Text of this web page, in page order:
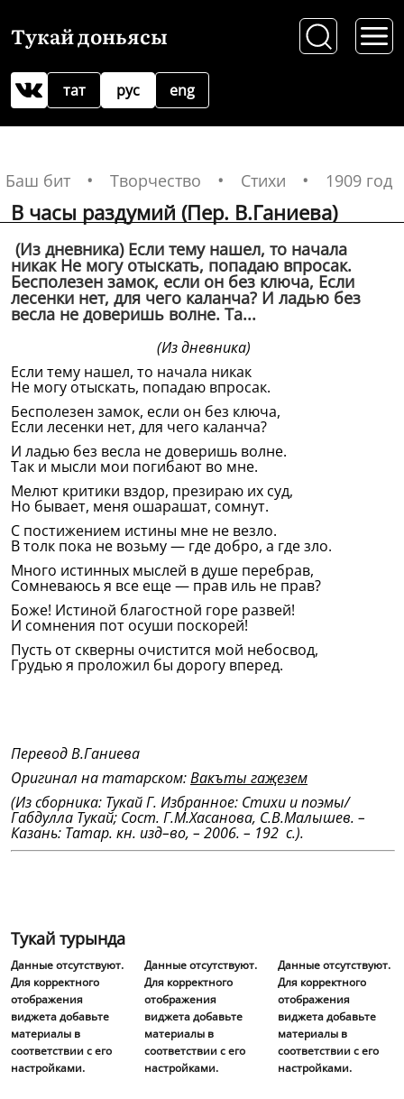
Тукай доньясы
рус
тат eng
Баш бит Творчество Стихи 1909 год
В часы раздумий (Пер. В.Ганиева)
(Из дневника) Если тему нашел, то начала
никак Не могу отыскать, попадаю впросак.
Бесполезен замок, если он без ключа, Если
лесенки нет, для чего каланча? И ладью без
весла не доверишь волне. Та...
(Из дневника)
Если тему нашел, то начала никак
Не могу отыскать, попадаю впросак.
Бесполезен замок, если он без ключа,
Если лесенки нет, для чего каланча?
И ладью без весла не доверишь волне.
Так и мысли мои погибают во мне.
Мелют критики вздор, презираю их суд,
Но бывает, меня ошарашат, сомнут.
С постижением истины мне не везло.
В толк пока не возьму — где добро, а где зло.
Много истинных мыслей в душе перебрав,
Сомневаюсь я все еще — прав иль не прав?
Боже! Истиной благостной горе развей!
И сомнения пот осуши поскорей!
Пусть от скверны очистится мой небосвод,
Грудью я проложил бы дорогу вперед.
Перевод В.Ганиева
Оригинал на татарском:Вакъты гаҗезем
(Из сборника: Тукай Г. Избранное: Стихи и поэмы/
Габдулла Тукай; Сост. Г.М.Хасанова, С.В.Малышев. –
Казань: Татар. кн. изд–во, – 2006. – 192 с.).
Тукай турында
Данные отсутствуют.
Для корректного
отображения
виджета добавьте
материалы в
соответствии с его
настройками.
Данные отсутствуют.
Для корректного
отображения
виджета добавьте
материалы в
соответствии с его
настройками.
Данные отсутствуют.
Для корректного
отображения
виджета добавьте
материалы в
соответствии с его
настройками.